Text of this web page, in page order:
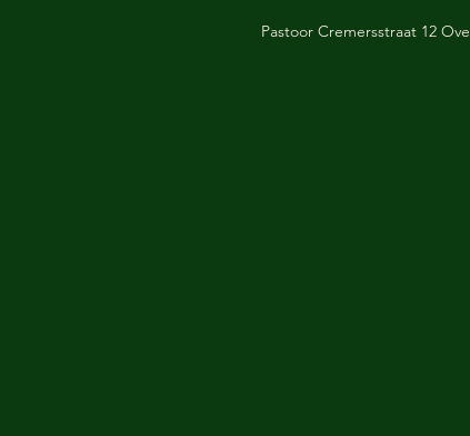
Pastoor Cremersstraat 12